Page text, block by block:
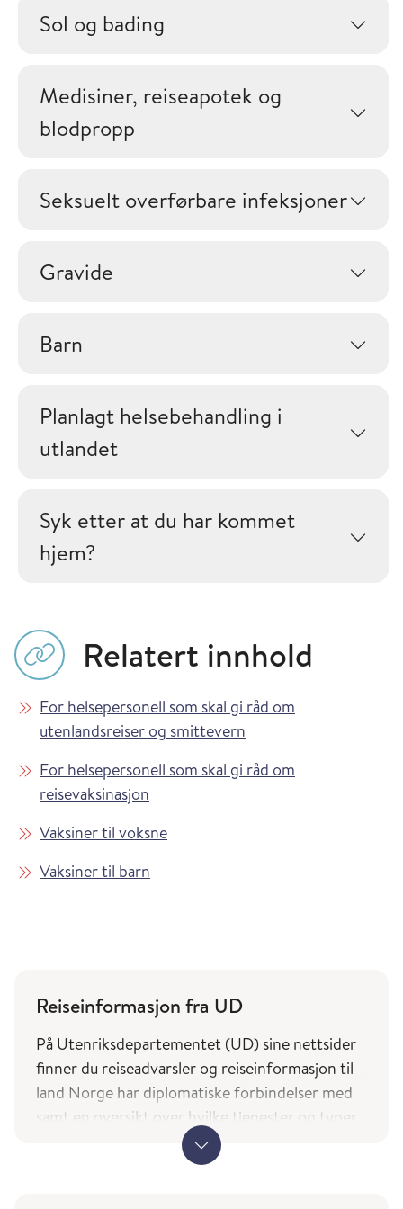
Sol og bading
Medisiner, reiseapotek og
blodpropp
Seksuelt overførbare infeksjoner
Gravide
Barn
Planlagt helsebehandling i
utlandet
Syk etter at du har kommet
hjem?
Relatert innhold
For helsepersonell som skal gi råd om
utenlandsreiser og smittevern
For helsepersonell som skal gi råd om
reisevaksinasjon
Vaksiner til voksne
Vaksiner til barn
Reiseinformasjon fra UD
På Utenriksdepartementet (UD) sine nettsider
finner du reiseadvarsler og reiseinformasjon til
land Norge har diplomatiske forbindelser med
samt en oversikt over hvilke tjenester og typer
bistand norske borgere på reise kan forvente av